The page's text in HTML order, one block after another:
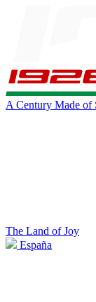
A Century Made of
The Land of Joy
España